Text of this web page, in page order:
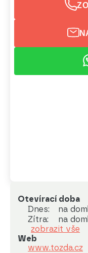
Otevírací doba
Dnes:
na
Zítra:
na
zobrazit vše
Web
www.tozda.cz